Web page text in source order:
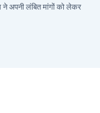
ने अपनी लंबित मांगों को लेकर